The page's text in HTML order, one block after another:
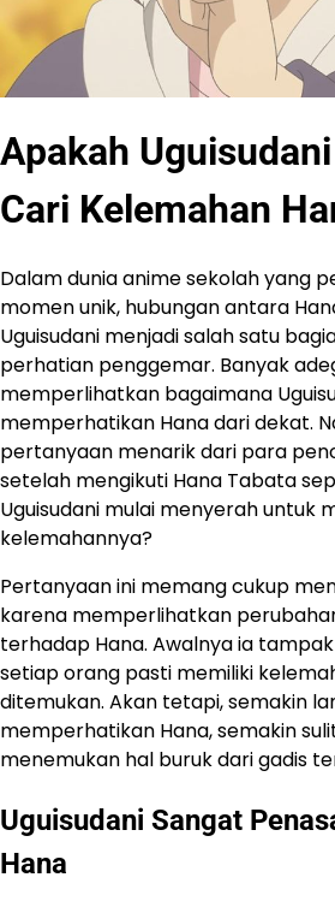
Apakah
Cari Kelemahan
Dalam dunia anime sekolah yang
momen unik, hubungan antara
Uguisudani menjadi salah satu
perhatian penggemar. Banyak
memperlihatkan bagaimana
memperhatikan Hana dari dekat.
pertanyaan menarik dari para
setelah mengikuti Hana Tabata
Uguisudani mulai menyerah untuk
kelemahannya?
Pertanyaan ini memang cukup
karena memperlihatkan
terhadap Hana. Awalnya ia
setiap orang pasti memiliki
ditemukan. Akan tetapi, semakin
memperhatikan Hana, semakin
menemukan hal buruk dari gadis
Uguisudani Sangat
Hana